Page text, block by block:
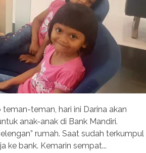
teman, hari ini Darina akan
anak-anak di Bank Mandiri.
rumah. Saat sudah terkumpul
ke bank. Kemarin sempat...